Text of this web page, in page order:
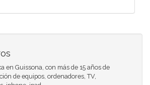
en Guissona, con más de 15 años de
de equipos, ordenadores, TV,